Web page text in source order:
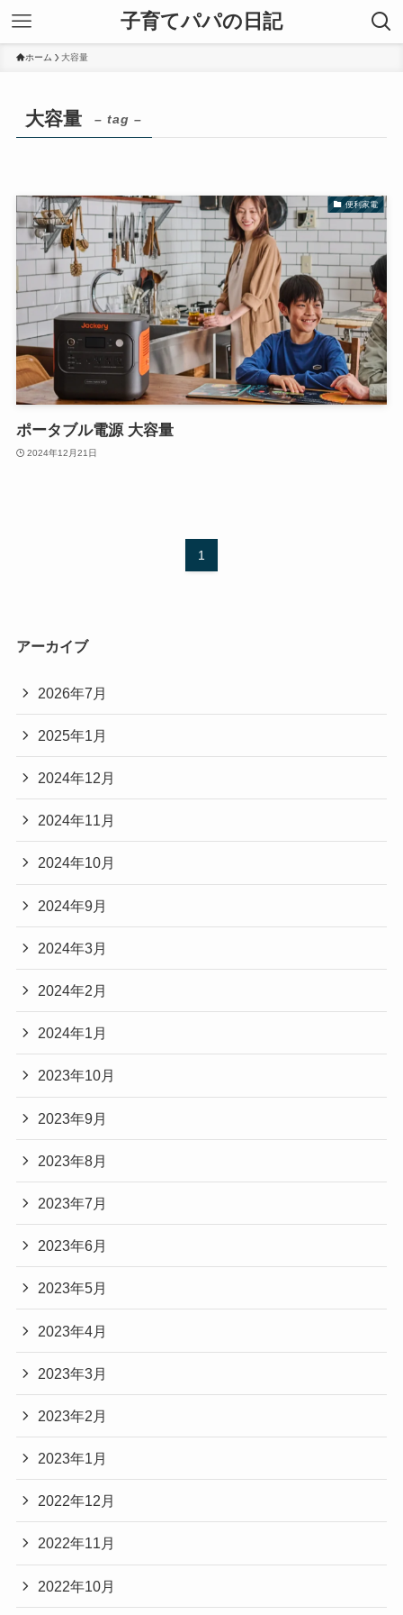
子育てパパの日記
ホーム 大容量
大容量 – tag –
便利家電
ポータブル電源 大容量
2024年12月21日
1
アーカイブ
2026年7月
2025年1月
2024年12月
2024年11月
2024年10月
2024年9月
2024年3月
2024年2月
2024年1月
2023年10月
2023年9月
2023年8月
2023年7月
2023年6月
2023年5月
2023年4月
2023年3月
2023年2月
2023年1月
2022年12月
2022年11月
2022年10月